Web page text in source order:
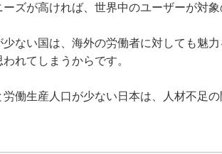
ズが高ければ、世界中のユーザーが対
少ない国は、海外の労働者に対しても魅
れてしまうからです。
働生産人口が少ない日本は、人材不足